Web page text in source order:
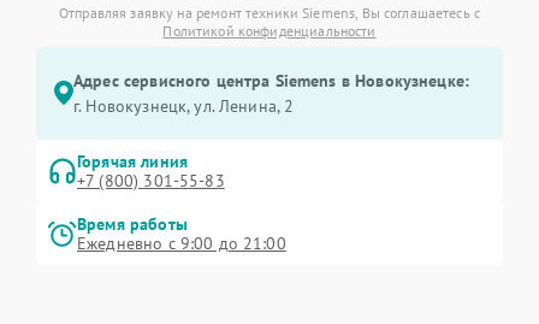
Отправляя заявку на ремонт техники Siemens, Вы соглашаетесь с
Политикой конфиденциальности
Адрес сервисного центра Siemens в Новокузнецке:
г. Новокузнецк, ул. Ленина, 2
Горячая линия
+7 (800) 301-55-83
Время работы
Ежедневно с 9:00 до 21:00